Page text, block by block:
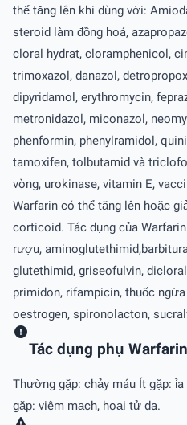
thể tăng lên khi dùng với:
steroid làm đồng hoá,
cloral hydrat, cloramphenicol,
trimoxazol, danazol,
dipyridamol, erythromycin,
metronidazol, miconazol,
phenformin, phenylramidol,
tamoxifen, tolbutamid và
vòng, urokinase, vitamin E,
Warfarin có thể tăng lên hoặc
corticoid. Tác dụng của
rượu,
glutethimid, griseofulvin,
primidon, rifampicin, thuốc
oestrogen, spironolacton,
Tác dụng phụ Warfarin
Thường gặp: chảy máu Ít gặp:
gặp: viêm mạch, hoại tử da.